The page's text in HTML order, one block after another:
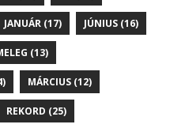
JANUÁR (17) JÚNIUS (16)
(13)
MÁRCIUS (12)
REKORD (25)